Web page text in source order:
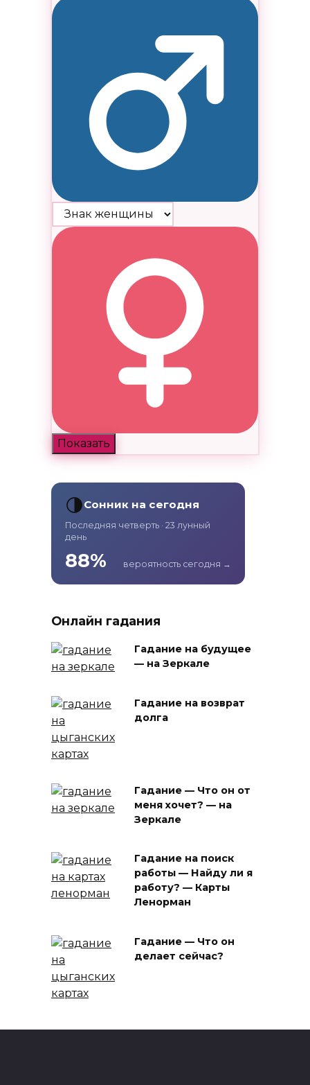
Показать
🌗Сонник на сегодня
Последняя четверть · 23 лунный
день
88% вероятность сегодня →
Онлайн гадания
Гадание на будущее
— на Зеркале
Гадание на возврат
долга
Гадание — Что он от
меня хочет? — на
Зеркале
Гадание на поиск
работы — Найду ли я
работу? — Карты
Ленорман
Гадание — Что он
делает сейчас?